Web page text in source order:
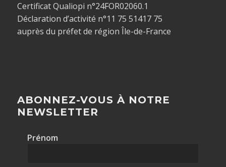
Certificat Qualiopi n°24FOR02060.1
Déclaration d’activité n°11 75 51417 75
auprès du préfet de région Île-de-France
ABONNEZ-VOUS À NOTRE
NEWSLETTER
Prénom